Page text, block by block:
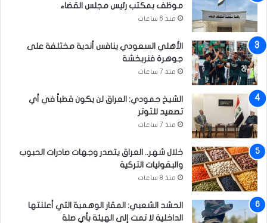
موظف بمكتب رئيس مجلس القضاء
منذ 6 ساعات
الأهلي السعودي ينافس أندية مختلفة على
جوهرة فنربخشة
منذ 7 ساعات
الشيخ حمودي: العراق لن يكون قطباً في أي
تصعيد للتوتر
منذ 7 ساعات
خلال شهر.. العراق يتصدر وجهات صادرات الحبوب
والبقوليات التركية
منذ 8 ساعات
الحشد الشعبي: المقار الوهمية التي أعلنتها
الداخلية لا تمت إلى الهيئة بأي صلة